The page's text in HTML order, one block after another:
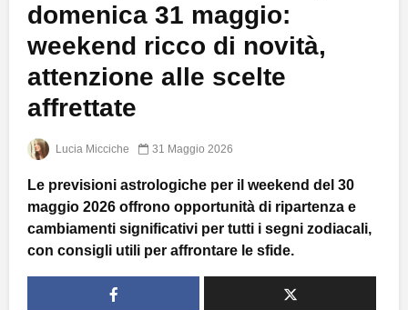
domenica 31 maggio:
weekend ricco di novità,
attenzione alle scelte
affrettate
Lucia Micciche 31 Maggio 2026
Le previsioni astrologiche per il weekend del 30
maggio 2026 offrono opportunità di ripartenza e
cambiamenti significativi per tutti i segni zodiacali,
con consigli utili per affrontare le sfide.